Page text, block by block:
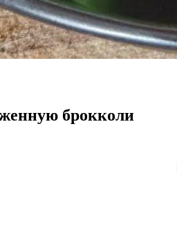
брокколи